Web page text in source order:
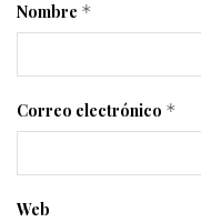
Nombre *
Correo electrónico *
Web